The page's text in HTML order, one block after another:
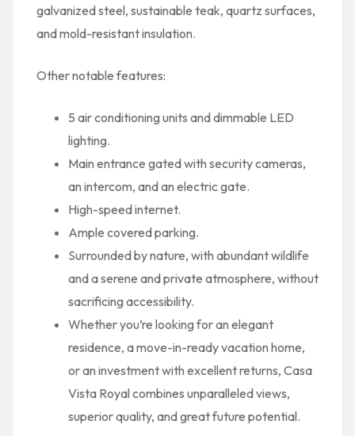
galvanized steel, sustainable teak, quartz surfaces,
and mold-resistant insulation.
Other notable features:
5 air conditioning units and dimmable LED
lighting.
Main entrance gated with security cameras,
an intercom, and an electric gate.
High-speed internet.
Ample covered parking.
Surrounded by nature, with abundant wildlife
and a serene and private atmosphere, without
sacrificing accessibility.
Whether you’re looking for an elegant
residence, a move-in-ready vacation home,
or an investment with excellent returns, Casa
Vista Royal combines unparalleled views,
superior quality, and great future potential.